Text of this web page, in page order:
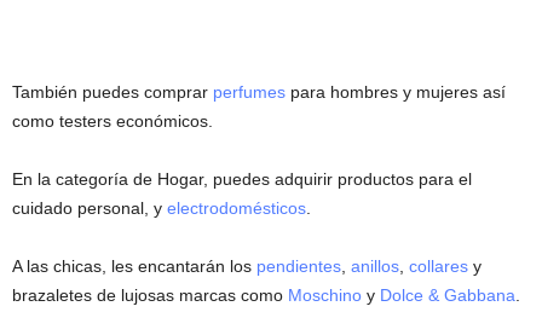
También puedes comprar perfumes para hombres y mujeres así
como testers económicos.
En la categoría de Hogar, puedes adquirir productos para el
cuidado personal, y electrodomésticos
A las chicas, les encantarán los pendientes anillos collares y
brazaletes de lujosas marcas como Moschino y Dolce & Gabbana